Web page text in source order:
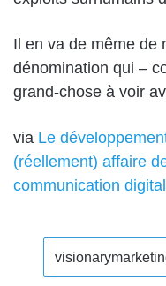
Il en va de même de
dénomination qui –
grand-chose à voir
via Le
(réellement) affaire
communication